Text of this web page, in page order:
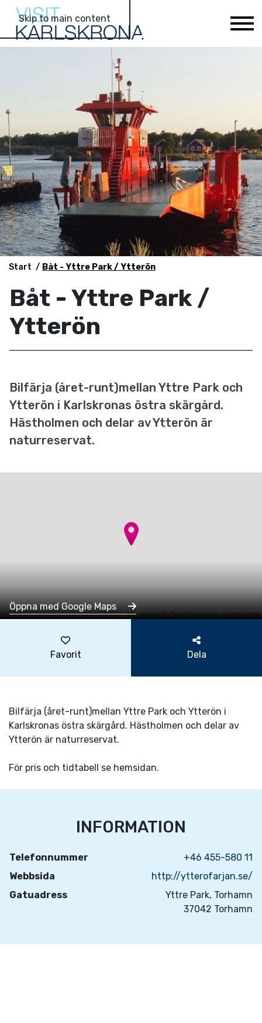
Skip to main content
Start Båt - Yttre Park / Ytterön
Båt - Yttre Park /
Ytterön
Bilfärja (året-runt)mellan Yttre Park och
Ytterön i Karlskronas östra skärgård.
Hästholmen och delar av Ytterön är
naturreservat.
Leaflet|©OpenStreetMapcontributors
Öppna med Google Maps
Favorit Dela
Bilfärja (året-runt)mellan Yttre Park och Ytterön i
Karlskronas östra skärgård. Hästholmen och delar av
Ytterön är naturreservat.
För pris och tidtabell se hemsidan.
INFORMATION
Telefonnummer
+46 455-580 11
Webbsida
http://ytterofarjan.se/
Gatuadress
Yttre Park, Torhamn
37042 Torhamn